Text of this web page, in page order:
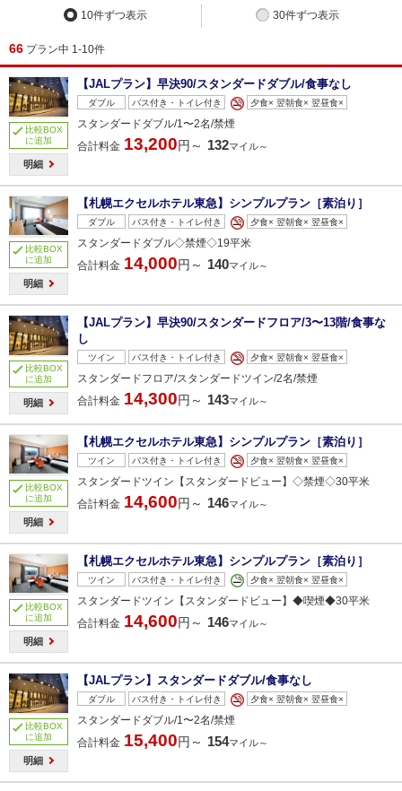
10件ずつ表示 30件ずつ表示
66 プラン中 1-10件
比較BOX
に追加
明細
【JALプラン】早決90/スタンダードダブル/食事なし
ダブル バス付き・トイレ付き 夕食× 翌朝食× 翌昼食×
スタンダードダブル/1〜2名/禁煙
合計料金 13,200円～ 132マイル～
比較BOX
に追加
明細
【札幌エクセルホテル東急】シンプルプラン［素泊り］
ダブル バス付き・トイレ付き 夕食× 翌朝食× 翌昼食×
スタンダードダブル◇禁煙◇19平米
合計料金 14,000円～ 140マイル～
比較BOX
に追加
明細
【JALプラン】早決90/スタンダードフロア/3〜13階/食事な
し
ツイン バス付き・トイレ付き 夕食× 翌朝食× 翌昼食×
スタンダードフロア/スタンダードツイン/2名/禁煙
合計料金 14,300円～ 143マイル～
比較BOX
に追加
明細
【札幌エクセルホテル東急】シンプルプラン［素泊り］
ツイン バス付き・トイレ付き 夕食× 翌朝食× 翌昼食×
スタンダードツイン【スタンダードビュー】◇禁煙◇30平米
合計料金 14,600円～ 146マイル～
比較BOX
に追加
明細
【札幌エクセルホテル東急】シンプルプラン［素泊り］
ツイン バス付き・トイレ付き 夕食× 翌朝食× 翌昼食×
スタンダードツイン【スタンダードビュー】◆喫煙◆30平米
合計料金 14,600円～ 146マイル～
比較BOX
に追加
明細
【JALプラン】スタンダードダブル/食事なし
ダブル バス付き・トイレ付き 夕食× 翌朝食× 翌昼食×
スタンダードダブル/1〜2名/禁煙
合計料金 15,400円～ 154マイル～